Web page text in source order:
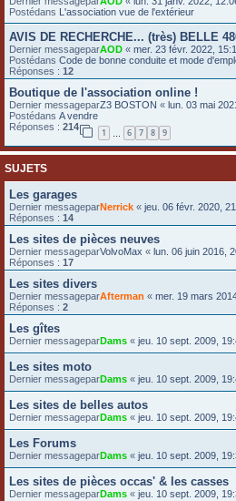
Postédans L'association vue de l'extérieur
AVIS DE RECHERCHE... (très) BELLE
Dernier messageparAOD « mer. 23 févr. 2022,
Postédans Code de bonne conduite et mode
Réponses : 12
Boutique de l'association online !
Dernier messageparZ3 BOSTON « lun. 03 mai
Postédans A vendre
Réponses : 214
1 … 6 7 8 9
SUJETS
Les garages
Dernier messageparNerrick « jeu. 06 févr. 2020,
Réponses : 14
Les sites de pièces neuves
Dernier messageparVolvoMax « lun. 06 juin 2016,
Réponses : 17
Les sites divers
Dernier messageparAfterman « mer. 19 mars
Réponses : 2
Les gîtes
Dernier messageparDams « jeu. 10 sept. 2009,
Les sites moto
Dernier messageparDams « jeu. 10 sept. 2009,
Les sites de belles autos
Dernier messageparDams « jeu. 10 sept. 2009,
Les Forums
Dernier messageparDams « jeu. 10 sept. 2009,
Les sites de pièces occas' & les casses
Dernier messageparDams « jeu. 10 sept. 2009,